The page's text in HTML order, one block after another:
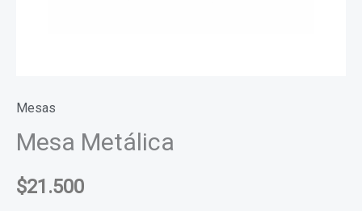
Mesas
Mesa Metálica
$21.500